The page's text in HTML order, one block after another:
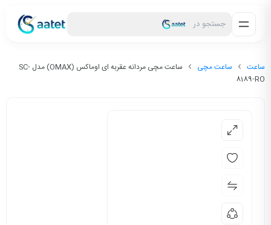
جستجو در
ساعت ساعت مچی
ساعت مچی مردانه عقربه ای اوماکس (OMAX) مدل SC-
8189-RO